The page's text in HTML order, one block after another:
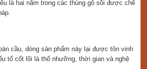
là hai năm trong các thùng gỗ sồi được chế
cầu, dòng sản phẩm này lại được tôn vinh
tố cốt lõi là thổ nhưỡng, thời gian và nghệ